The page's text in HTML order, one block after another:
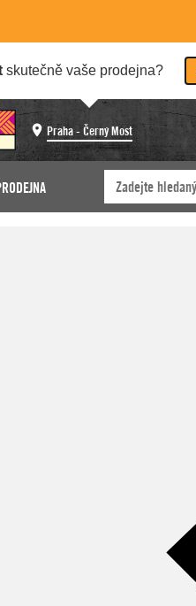
skutečně vaše prodejna?
Praha - Černý Most